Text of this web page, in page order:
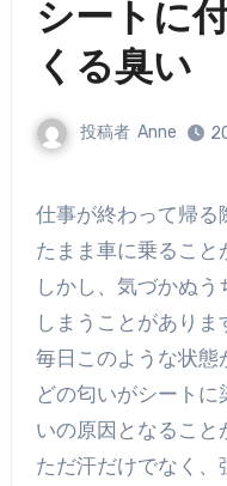
シートに
くる臭い
投稿者 Anne
仕事が終わって帰る際や他の場面でも、汗をかい
たまま車に乗ること
しかし、気づかぬ
しまうことがありま
毎日このような状態
どの匂いがシート
いの原因となること
ただ汗だけでなく